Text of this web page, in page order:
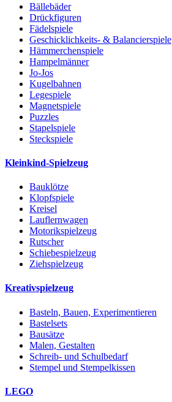
Bällebäder
Drückfiguren
Fädelspiele
Geschicklichkeits- & Balancierspiele
Hämmerchenspiele
Hampelmänner
Jo-Jos
Kugelbahnen
Legespiele
Magnetspiele
Puzzles
Stapelspiele
Steckspiele
Kleinkind-Spielzeug
Bauklötze
Klopfspiele
Kreisel
Lauflernwagen
Motorikspielzeug
Rutscher
Schiebespielzeug
Ziehspielzeug
Kreativspielzeug
Basteln, Bauen, Experimentieren
Bastelsets
Bausätze
Malen, Gestalten
Schreib- und Schulbedarf
Stempel und Stempelkissen
LEGO